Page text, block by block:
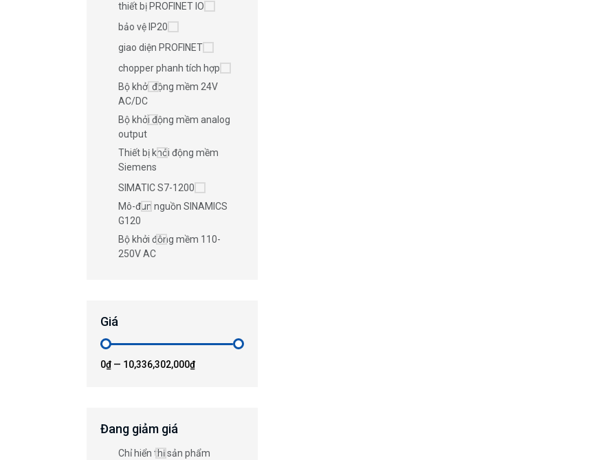
thiết bị PROFINET IO
bảo vệ IP20
giao diện PROFINET
chopper phanh tích hợp
Bộ khởi động mềm 24V
AC/DC
Bộ khởi động mềm analog
output
Thiết bị khởi động mềm
Siemens
SIMATIC S7-1200
Mô-đun nguồn SINAMICS
G120
Bộ khởi động mềm 110-
250V AC
Giá
0₫— 10,336,302,000₫
Đang giảm giá
Chỉ hiển thị sản phẩm